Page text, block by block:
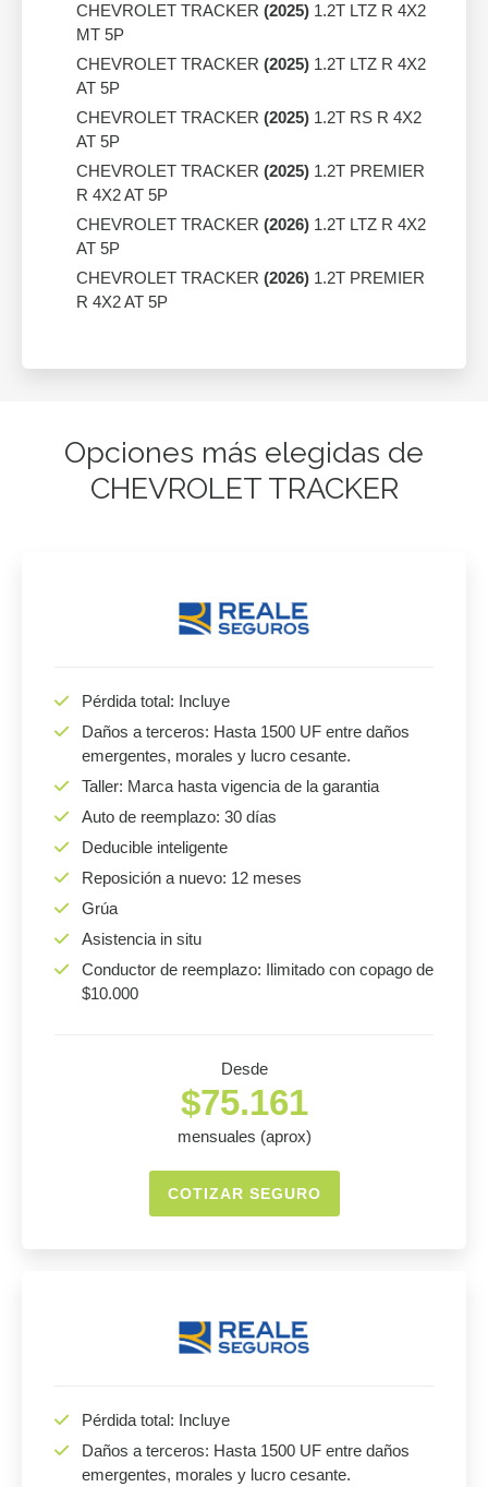
CHEVROLET TRACKER (2025) 1.2T LTZ R 4X2
MT 5P
CHEVROLET TRACKER (2025) 1.2T LTZ R 4X2
AT 5P
CHEVROLET TRACKER (2025) 1.2T RS R 4X2
AT 5P
CHEVROLET TRACKER (2025) 1.2T PREMIER
R 4X2 AT 5P
CHEVROLET TRACKER (2026) 1.2T LTZ R 4X2
AT 5P
CHEVROLET TRACKER (2026) 1.2T PREMIER
R 4X2 AT 5P
Opciones más elegidas de
CHEVROLET TRACKER
Pérdida total: Incluye
Daños a terceros: Hasta 1500 UF entre daños
emergentes, morales y lucro cesante.
Taller: Marca hasta vigencia de la garantia
Auto de reemplazo: 30 días
Deducible inteligente
Reposición a nuevo: 12 meses
Grúa
Asistencia in situ
Conductor de reemplazo: Ilimitado con copago de
$10.000
Desde
$75.161
mensuales (aprox)
COTIZAR SEGURO
Pérdida total: Incluye
Daños a terceros: Hasta 1500 UF entre daños
emergentes, morales y lucro cesante.